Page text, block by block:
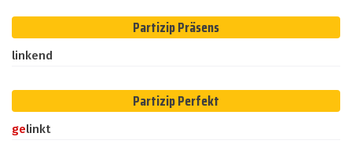
Partizip Präsens
linkend
Partizip Perfekt
gelinkt